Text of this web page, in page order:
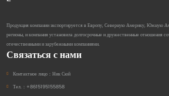
Продукция компании экспортируется в Европу, Северную Америку, Южную
регионы, и компания установила долгосрочные и дружественные отношения
отечественными и зарубежными компаниями.
Связаться с нами
Контактное лицо： Ник Сюй
Тел.： +8615195155858